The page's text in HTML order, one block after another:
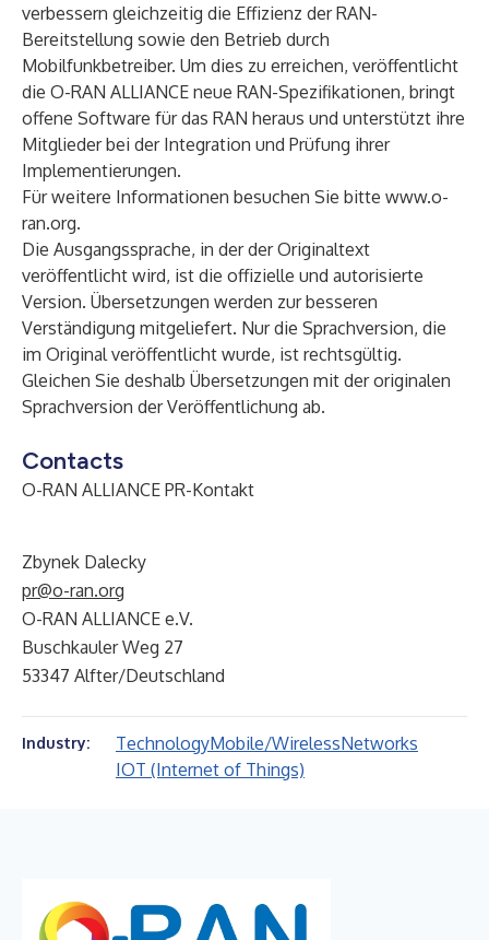
verbessern gleichzeitig die Effizienz der RAN-
Bereitstellung sowie den Betrieb durch
Mobilfunkbetreiber. Um dies zu erreichen, veröffentlicht
die O-RAN ALLIANCE neue RAN-Spezifikationen, bringt
offene Software für das RAN heraus und unterstützt ihre
Mitglieder bei der Integration und Prüfung ihrer
Implementierungen.
Für weitere Informationen besuchen Sie bitte www.o-
ran.org.
Die Ausgangssprache, in der der Originaltext
veröffentlicht wird, ist die offizielle und autorisierte
Version. Übersetzungen werden zur besseren
Verständigung mitgeliefert. Nur die Sprachversion, die
im Original veröffentlicht wurde, ist rechtsgültig.
Gleichen Sie deshalb Übersetzungen mit der originalen
Sprachversion der Veröffentlichung ab.
Contacts
O-RAN ALLIANCE PR-Kontakt
Zbynek Dalecky
pr@o-ran.org
O-RAN ALLIANCE e.V.
Buschkauler Weg 27
53347 Alfter/Deutschland
Industry: TechnologyMobile/WirelessNetworks
IOT (Internet of Things)